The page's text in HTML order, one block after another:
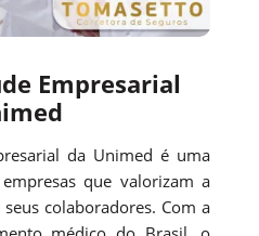
Empresarial
da Unimed é uma
que valorizam a
colaboradores. Com a